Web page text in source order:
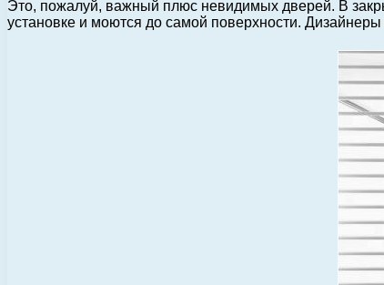
Это, пожалуй, важный плюс невидимых дверей. В
установке и моются до самой поверхности.